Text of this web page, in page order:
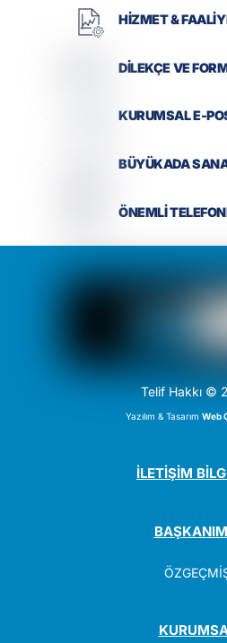
HİZMET &
DİLEKÇE VE
KURUMSAL E-
BÜYÜKADA
ÖNEMLİ
Telif Hakkı ©
Yazılım & TasarımWeb
İLETİŞİM